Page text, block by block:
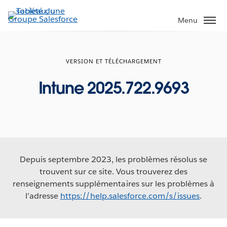
Aller
au
Menu
VERSION ET TÉLÉCHARGEMENT
Intune 2025.722.9693
Depuis septembre 2023, les problèmes résolus se
trouvent sur ce site. Vous trouverez des
renseignements supplémentaires sur les problèmes à
l’adresse https://help.salesforce.com/s/issues.